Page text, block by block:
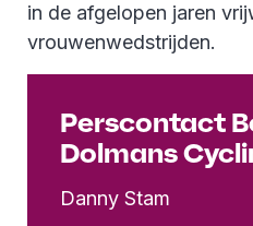
in de afgelopen jaren
vrouwenwedstrijden.
Perscontact
Dolmans
Danny Stam